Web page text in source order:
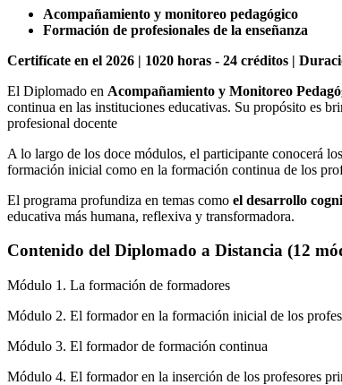
Acompañamiento y monitoreo pedagógico
Formación de profesionales de la enseñanza
Certifícate en el 2026 | 1020 horas - 24 créditos |
El Diplomado en Acompañamiento y Monitoreo
continua en las instituciones educativas. Su propósito es
profesional docente
A lo largo de los doce módulos, el participante conocerá
formación inicial como en la formación continua de los
El programa profundiza en temas como el desarrollo
educativa más humana, reflexiva y transformadora.
Contenido del Diplomado a Distancia (12
Módulo 1. La formación de formadores
Módulo 2. El formador en la formación inicial de los
Módulo 3. El formador de formación continua
Módulo 4. El formador en la inserción de los profesores